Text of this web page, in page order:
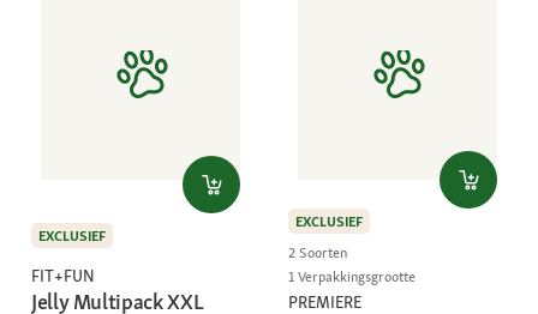
EXCLUSIEF
FIT+FUN
Jelly Multipack XXL
EXCLUSIEF
2 Soorten
1 Verpakkingsgrootte
PREMIERE